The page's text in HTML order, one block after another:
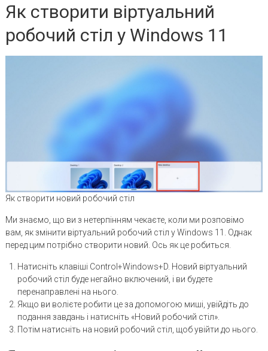
Як створити віртуальний
робочий стіл у Windows 11
Як створити новий робочий стіл
Ми знаємо, що ви з нетерпінням чекаєте, коли ми розповімо
вам, як змінити віртуальний робочий стіл у Windows 11. Однак
перед цим потрібно створити новий. Ось як це робиться.
Натисніть клавіші Control+Windows+D. Новий віртуальний
робочий стіл буде негайно включений, і ви будете
перенаправлені на нього.
Якщо ви волієте робити це за допомогою миші, увійдіть до
подання завдань і натисніть «Новий робочий стіл».
Потім натисніть на новий робочий стіл, щоб увійти до нього.